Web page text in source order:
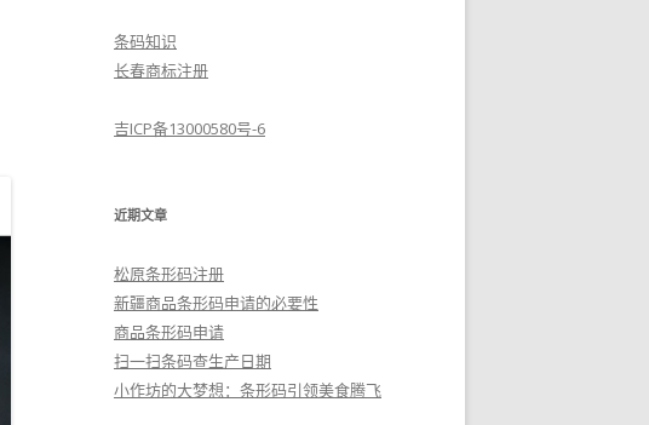
条码知识
长春商标注册
吉ICP备13000580号-6
近期文章
松原条形码注册
新疆商品条形码申请的必要性
商品条形码申请
扫一扫条码查生产日期
小作坊的大梦想：条形码引领美食腾飞